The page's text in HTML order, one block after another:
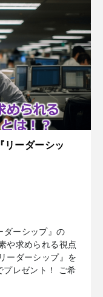
リーダーシッ
ダーシップ』の
や求められる視点
ーダーシップ』を
プレゼント！ ご希